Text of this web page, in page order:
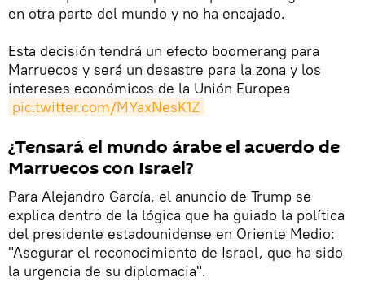
en otra parte del mundo y no ha encajado.
Esta decisión tendrá un efecto boomerang para
Marruecos y será un desastre para la zona y los
intereses económicos de la Unión Europea
pic.twitter.com/MYaxNesK1Z
¿Tensará el mundo árabe el acuerdo de
Marruecos con Israel?
Para Alejandro García, el anuncio de Trump se
explica dentro de la lógica que ha guiado la política
del presidente estadounidense en Oriente Medio:
"Asegurar el reconocimiento de Israel, que ha sido
la urgencia de su diplomacia".